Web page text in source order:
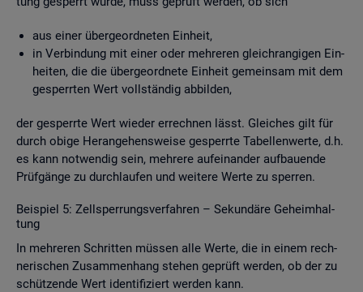
aus einer über­ge­ord­ne­ten Ein­heit,
in Ver­bin­dung mit einer oder meh­re­ren gleich­ran­gi­gen Ein­
hei­ten, die die über­ge­ord­ne­te Ein­heit ge­mein­sam mit dem
ge­sperr­ten Wert voll­stän­dig ab­bil­den,
der ge­sperr­te Wert wie­der er­rech­nen lässt. Glei­ches gilt für
durch obige Her­an­ge­hens­wei­se ge­sperr­te Ta­bel­len­wer­te, d.h.
es kann not­wen­dig sein, meh­re­re auf­ein­an­der auf­bau­en­de
Prüf­gän­ge zu durch­lau­fen und wei­te­re Werte zu sper­ren.
Bei­spiel 5: Zell­sper­rungs­ver­fah­ren – Se­kun­dä­re Ge­heim­hal­
tung
In meh­re­ren Schrit­ten müs­sen alle Werte, die in einem rech­
ne­ri­schen Zu­sam­men­hang ste­hen ge­prüft wer­den, ob der zu
schüt­zen­de Wert iden­ti­fi­ziert wer­den kann.